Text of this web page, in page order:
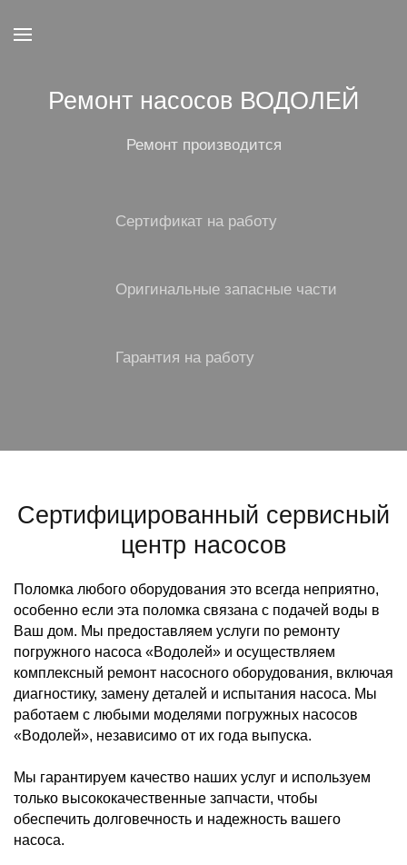
Ремонт насосов ВОДОЛЕЙ
Ремонт производится
Сертификат на работу
Оригинальные запасные части
Гарантия на работу
Сертифицированный сервисный
центр насосов
Поломка любого оборудования это всегда неприятно,
особенно если эта поломка связана с подачей воды в
Ваш дом. Мы предоставляем услуги по ремонту
погружного насоса «Водолей» и осуществляем
комплексный ремонт насосного оборудования, включая
диагностику, замену деталей и испытания насоса. Мы
работаем с любыми моделями погружных насосов
«Водолей», независимо от их года выпуска.
Мы гарантируем качество наших услуг и используем
только высококачественные запчасти, чтобы
обеспечить долговечность и надежность вашего
насоса.